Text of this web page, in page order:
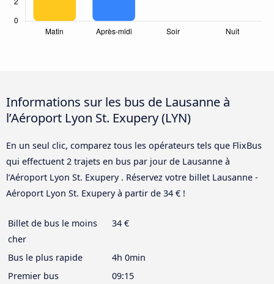
Informations sur les bus de Lausanne à
l’Aéroport Lyon St. Exupery (LYN)
En un seul clic, comparez tous les opérateurs tels que FlixBus
qui effectuent 2 trajets en bus par jour de Lausanne à
l’Aéroport Lyon St. Exupery . Réservez votre billet Lausanne -
Aéroport Lyon St. Exupery à partir de 34 € !
Billet de bus le moins
cher
34 €
Bus le plus rapide
4h 0min
Premier bus
09:15